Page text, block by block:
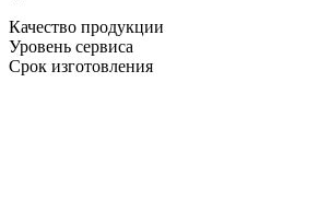
Качество продукции
Уровень сервиса
Срок изготовления